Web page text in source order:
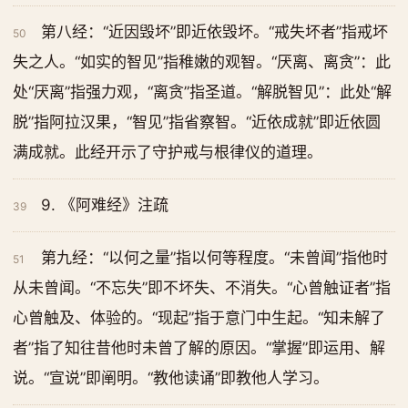
50
第八经：“近因毁坏”即近依毁坏。“戒失坏者”指戒坏
失之人。“如实的智见”指稚嫩的观智。“厌离、离贪”：此
处“厌离”指强力观，“离贪”指圣道。“解脱智见”：此处“解
脱”指阿拉汉果，“智见”指省察智。“近依成就”即近依圆
满成就。此经开示了守护戒与根律仪的道理。
39 9. 《阿难经》注疏
51
第九经：“以何之量”指以何等程度。“未曾闻”指他时
从未曾闻。“不忘失”即不坏失、不消失。“心曾触证者”指
心曾触及、体验的。“现起”指于意门中生起。“知未解了
者”指了知往昔他时未曾了解的原因。“掌握”即运用、解
说。“宣说”即阐明。“教他读诵”即教他人学习。